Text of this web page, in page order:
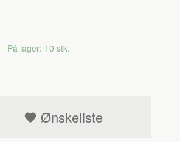
På lager: 10 stk.
Ønskeliste